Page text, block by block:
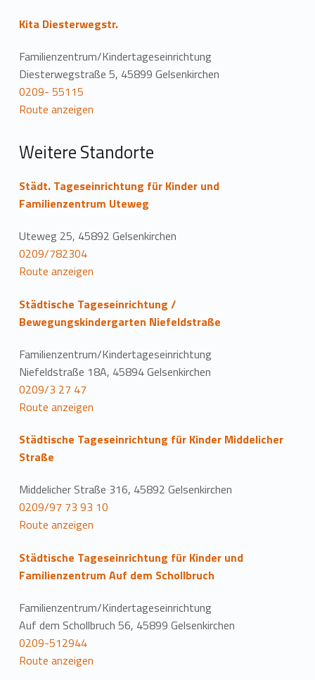
o
c
a
t
i
o
n
Kita Diesterwegstr.
Familienzentrum/Kindertageseinrichtung
Diesterwegstraße 5, 45899 Gelsenkirchen
0209- 55115
Route anzeigen
Weitere Standorte
Städt. Tageseinrichtung für Kinder und
Familienzentrum Uteweg
Uteweg 25, 45892 Gelsenkirchen
0209/782304
Route anzeigen
Städtische Tageseinrichtung /
Bewegungskindergarten Niefeldstraße
Familienzentrum/Kindertageseinrichtung
Niefeldstraße 18A, 45894 Gelsenkirchen
0209/3 27 47
Route anzeigen
Städtische Tageseinrichtung für Kinder Middelicher
Straße
Middelicher Straße 316, 45892 Gelsenkirchen
0209/97 73 93 10
Route anzeigen
Städtische Tageseinrichtung für Kinder und
Familienzentrum Auf dem Schollbruch
Familienzentrum/Kindertageseinrichtung
Auf dem Schollbruch 56, 45899 Gelsenkirchen
0209-512944
Route anzeigen